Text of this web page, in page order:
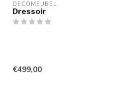
DECOMEUBEL
Dressoir
€499,00